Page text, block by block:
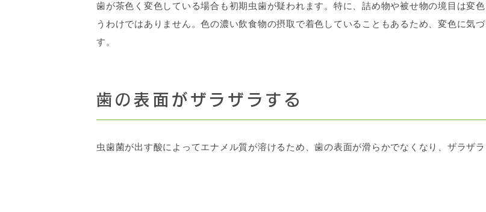
歯が茶色く変色している場合も初期虫歯が疑われます。特に、詰め物や被せ物の境目は変
うわけではありません。色の濃い飲食物の摂取で着色していることもあるため、変色に気
す。
歯の表面がザラザラする
虫歯菌が出す酸によってエナメル質が溶けるため、歯の表面が滑らかでなくなり、ザラザ